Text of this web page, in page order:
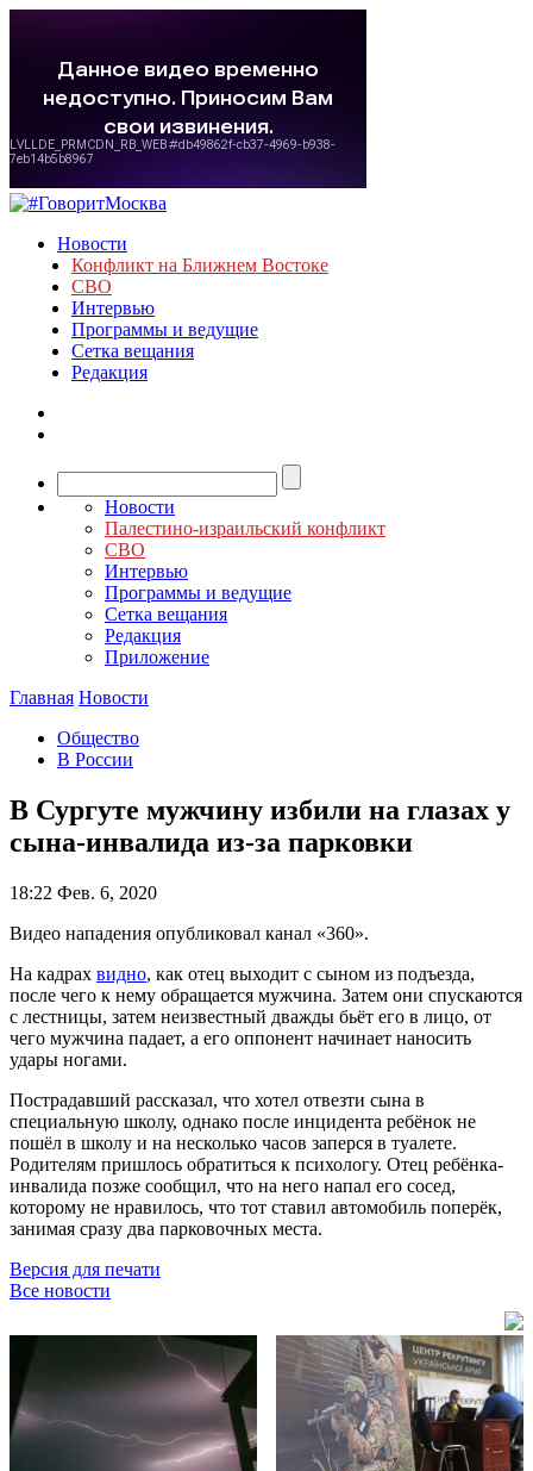
Новости
Конфликт на Ближнем Востоке
СВО
Интервью
Программы и ведущие
Сетка вещания
Редакция
Новости
Палестино-израильский конфликт
СВО
Интервью
Программы и ведущие
Сетка вещания
Редакция
Приложение
Главная Новости
Общество
В России
В Сургуте мужчину избили на глазах у
сына-инвалида из-за парковки
18:22 Фев. 6, 2020
Видео нападения опубликовал канал «360».
На кадрах видно, как отец выходит с сыном из подъезда,
после чего к нему обращается мужчина. Затем они спускаются
с лестницы, затем неизвестный дважды бьёт его в лицо, от
чего мужчина падает, а его оппонент начинает наносить
удары ногами.
Пострадавший рассказал, что хотел отвезти сына в
специальную школу, однако после инцидента ребёнок не
пошёл в школу и на несколько часов заперся в туалете.
Родителям пришлось обратиться к психологу. Отец ребёнка-
инвалида позже сообщил, что на него напал его сосед,
которому не нравилось, что тот ставил автомобиль поперёк,
занимая сразу два парковочных места.
Версия для печати
Все новости